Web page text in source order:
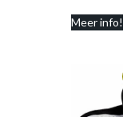
Meer info!